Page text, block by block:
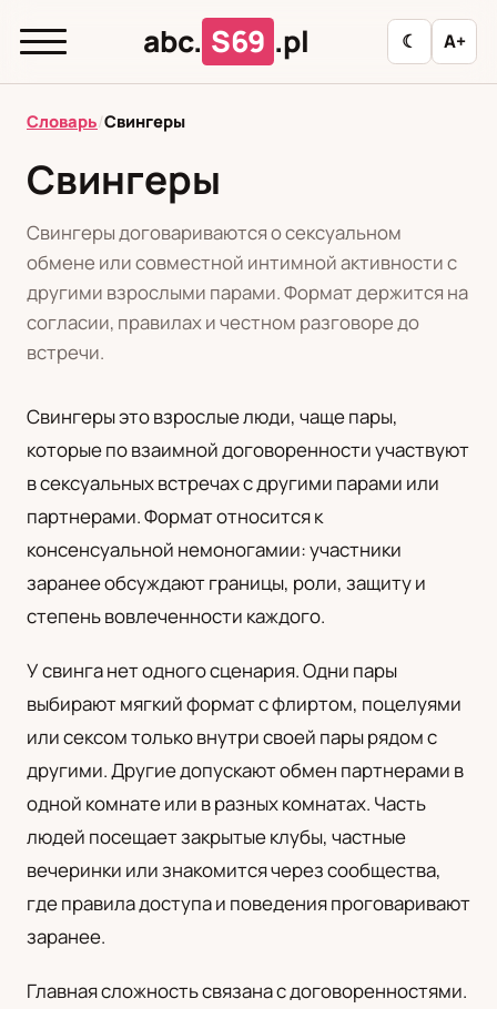
abc. S69 .pl ☾ A+
abc.
В
Л
М Н О П Р С Т
У
Ф
Ц Ш Э
Polski Русский
Українська
Словарь/Свингеры
Свингеры
Свингеры договариваются о сексуальном
обмене или совместной интимной активности с
другими взрослыми парами. Формат держится на
согласии, правилах и честном разговоре до
встречи.
Свингеры это взрослые люди, чаще пары,
которые по взаимной договоренности участвуют
в сексуальных встречах с другими парами или
партнерами. Формат относится к
консенсуальной немоногамии: участники
заранее обсуждают границы, роли, защиту и
степень вовлеченности каждого.
У свинга нет одного сценария. Одни пары
выбирают мягкий формат с флиртом, поцелуями
или сексом только внутри своей пары рядом с
другими. Другие допускают обмен партнерами в
одной комнате или в разных комнатах. Часть
людей посещает закрытые клубы, частные
вечеринки или знакомится через сообщества,
где правила доступа и поведения проговаривают
заранее.
Главная сложность связана с договоренностями.